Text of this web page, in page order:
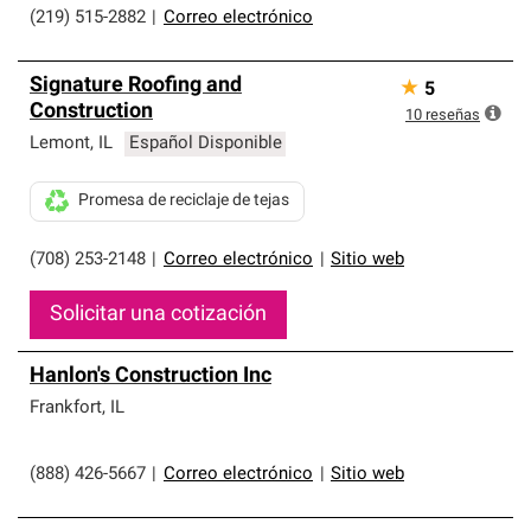
(219) 515-2882
Correo electrónico
Signature Roofing and
Construction
Lemont, IL Español Disponible
(708) 253-2148 Correo electrónico Sitio web
Promesa de reciclaje de tejas
Solicitar una cotización
★ 5
10 reseñas
Hanlon's Construction Inc
Frankfort, IL
(888) 426-5667 Correo electrónico Sitio web